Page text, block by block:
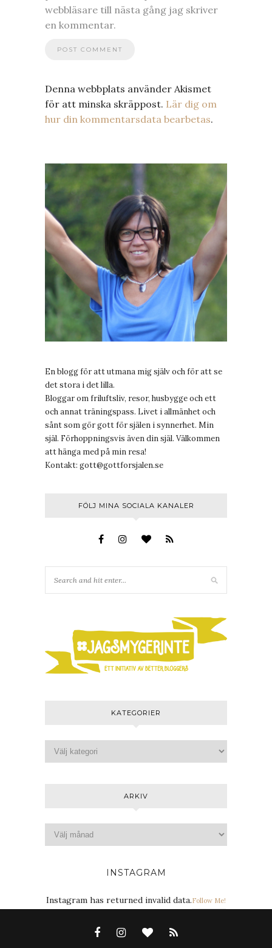
webbläsare till nästa gång jag skriver
en kommentar.
Denna webbplats använder Akismet
för att minska skräppost. Lär dig om
hur din kommentarsdata bearbetas.
En blogg för att utmana mig själv och för att se
det stora i det lilla.
Bloggar om friluftsliv, resor, husbygge och ett
och annat träningspass. Livet i allmänhet och
sånt som gör gott för själen i synnerhet. Min
själ. Förhoppningsvis även din själ. Välkommen
att hänga med på min resa!
Kontakt: gott@gottforsjalen.se
FÖLJ MINA SOCIALA KANALER
KATEGORIER
ARKIV
INSTAGRAM
Instagram has returned invalid data.Follow Me!